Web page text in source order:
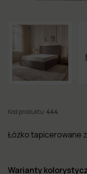
dni
Nowości
Kolekcje
mebli
Kod produktu: 444
Łóżko tapicerowane
Warianty